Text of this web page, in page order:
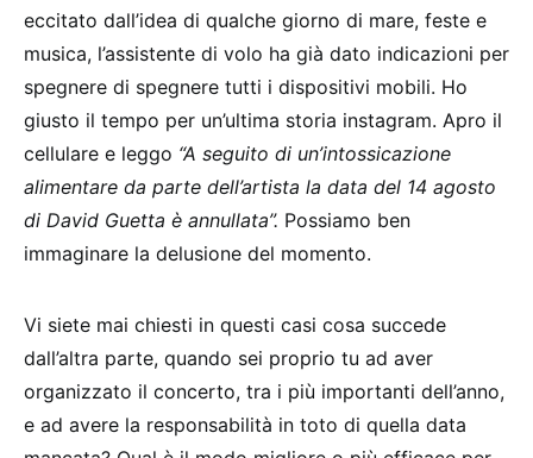
eccitato dall’idea di qualche giorno di mare, feste e
musica, l’assistente di volo ha già dato indicazioni per
spegnere di spegnere tutti i dispositivi mobili. Ho
giusto il tempo per un’ultima storia instagram. Apro il
cellulare e leggo “A seguito di un’intossicazione
alimentare da parte dell’artista la data del 14 agosto
di David Guetta è annullata”. Possiamo ben
immaginare la delusione del momento.
Vi siete mai chiesti in questi casi cosa succede
dall’altra parte, quando sei proprio tu ad aver
organizzato il concerto, tra i più importanti dell’anno,
e ad avere la responsabilità in toto di quella data